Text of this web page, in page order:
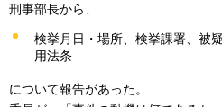
刑事部長から、
検挙月日・場所、検挙課署、被
用法条
について報告があった。